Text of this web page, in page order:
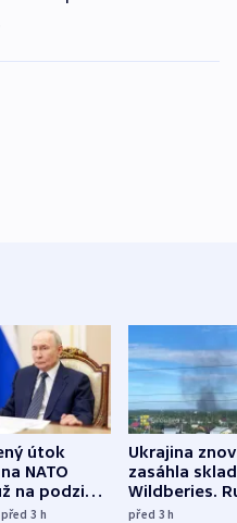
útok
NATO
na podzim,
služby
před 3 h
Ukrajina
zasáhla
Wildberies.
útočili v
před 3h